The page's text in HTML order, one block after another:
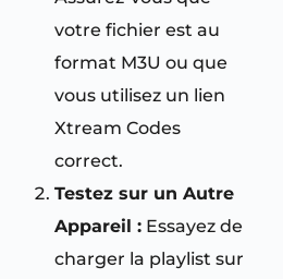
votre fichier est au
format M3U ou que
vous utilisez un lien
Xtream Codes
correct.
Testez sur un Autre
Appareil : Essayez de
charger la playlist sur